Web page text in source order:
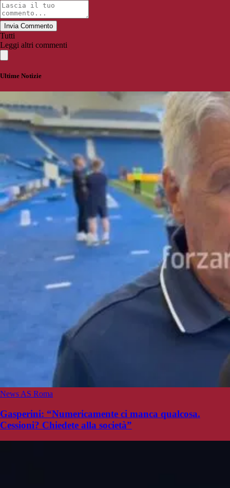
Invia Commento
Tutti
Leggi altri commenti
Ultime Notizie
News AS Roma
Gasperini: “Numericamente ci manca qualcosa.
Cessioni? Chiedete alla società”